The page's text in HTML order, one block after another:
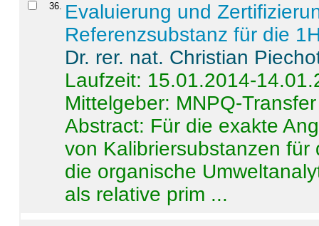
36. Evaluierung und
Referenzsubstanz für die
Dr. rer. nat. Christian
Laufzeit: 15.01.2014-
Mittelgeber: MNPQ-Transfer
Abstract: Für die exakte
von Kalibriersubstanzen
die organische
als relative prim ...